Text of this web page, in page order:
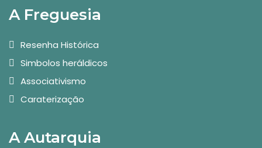
A Freguesia
Resenha Histórica
Simbolos heráldicos
Associativismo
Caraterização
A Autarquia